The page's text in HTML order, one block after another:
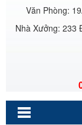
Văn Phòng:
Nhà Xưởng: 233